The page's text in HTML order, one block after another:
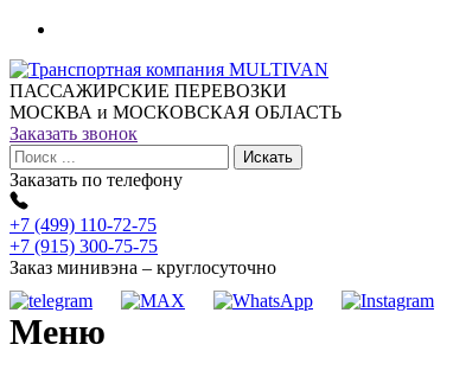
ПАССАЖИРСКИЕ ПЕРЕВОЗКИ
МОСКВА и МОСКОВСКАЯ ОБЛАСТЬ
Заказать звонок
Заказать по телефону
+7 (499) 110-72-75
+7 (915) 300-75-75
Заказ минивэна – круглосуточно
Меню